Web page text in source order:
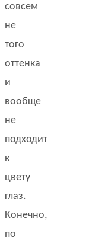
совсем
не
того
оттенка
и
вообще
не
подходит
к
цвету
глаз.
Конечно,
по